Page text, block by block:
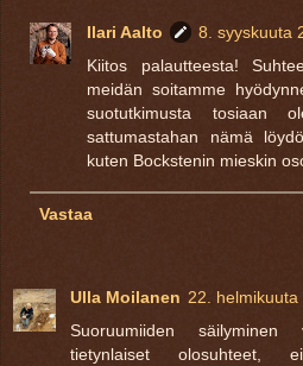
Ilari Aalto
8. syyskuuta
Kiitos palautteesta!
meidän soitamme
suotutkimusta tosiaan
sattumastahan nämä
kuten Bockstenin mieskin
Vastaa
Ulla Moilanen 22.
Suoruumiiden
tietynlaiset olosuhteet,